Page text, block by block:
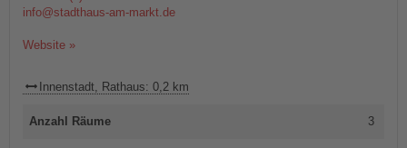
info@stadthaus-am-markt.de
Website »
Innenstadt, Rathaus: 0,2 km
Anzahl Räume 3